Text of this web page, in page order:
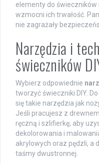
elementy do
wzmocni ich trwałość.
nie zagrażały
Narzędzia i
świeczników
Wybierz odpowiednie
tworzyć świeczniki DIY.
się takie narzędzia jak
Jeśli pracujesz z
ręczną i szlifierkę, aby
dekolorowania i
akrylowych oraz pędzli, a
taśmy dwustronnej.